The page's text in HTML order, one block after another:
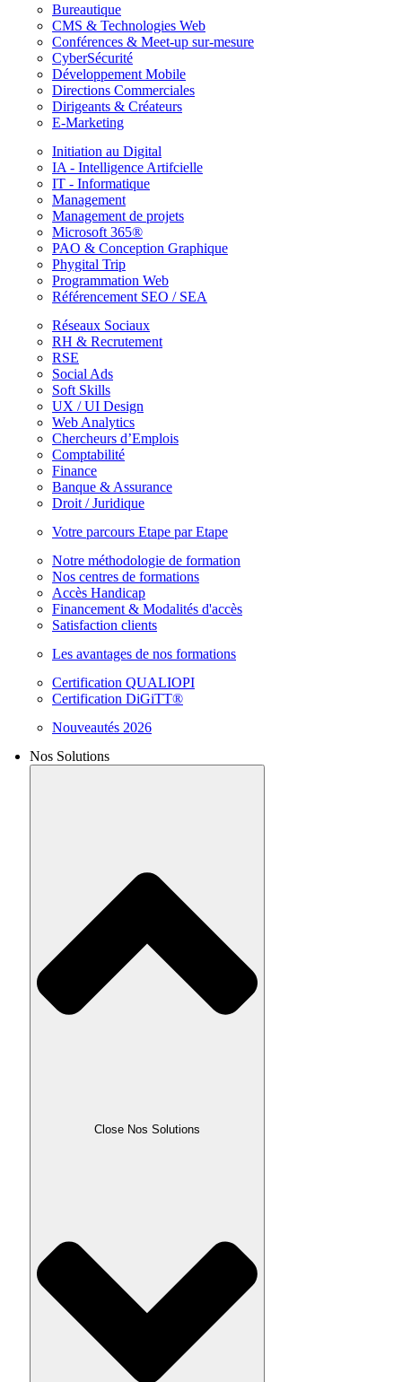
Bureautique
CMS & Technologies Web
Conférences & Meet-up sur-mesure
CyberSécurité
Développement Mobile
Directions Commerciales
Dirigeants & Créateurs
E-Marketing
Initiation au Digital
IA - Intelligence Artifcielle
IT - Informatique
Management
Management de projets
Microsoft 365®
PAO & Conception Graphique
Phygital Trip
Programmation Web
Référencement SEO / SEA
Réseaux Sociaux
RH & Recrutement
RSE
Social Ads
Soft Skills
UX / UI Design
Web Analytics
Chercheurs d’Emplois
Comptabilité
Finance
Banque & Assurance
Droit / Juridique
Votre parcours Etape par Etape
Notre méthodologie de formation
Nos centres de formations
Accès Handicap
Financement & Modalités d'accès
Satisfaction clients
Les avantages de nos formations
Certification QUALIOPI
Certification DiGiTT®
Nouveautés 2026
Nos Solutions
Close Nos Solutions